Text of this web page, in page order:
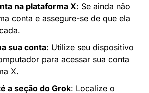
na plataforma X: Se ainda não
conta e assegure-se de que ela
sua conta: Utilize seu dispositivo
para acessar sua conta
X.
a seção do Grok: Localize o